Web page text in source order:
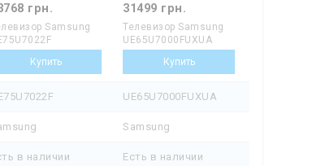
грн.
Samsung
31499 грн.
Телевизор Samsung
UE65U7000FUXUA
UE65U7000FUXUA
Samsung
в наличии Есть в наличии